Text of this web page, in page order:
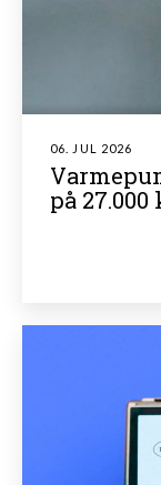
06. JUL 2026
på 27.000